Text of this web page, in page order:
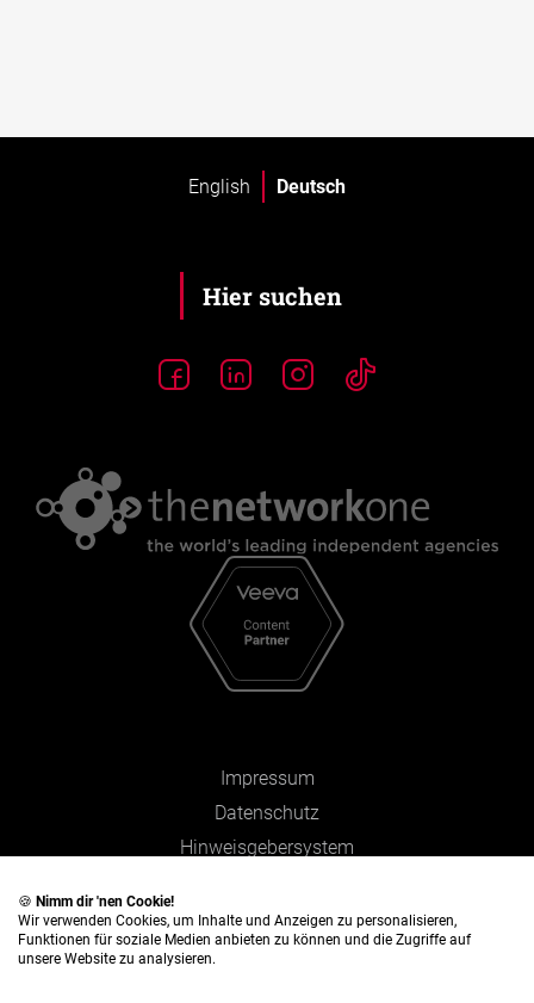
English Deutsch
Impressum
Datenschutz
Hinweisgebersystem
🍪 Nimm dir 'nen Cookie!
Wir verwenden Cookies, um Inhalte und Anzeigen zu personalisieren,
Funktionen für soziale Medien anbieten zu können und die Zugriffe auf
unsere Website zu analysieren.